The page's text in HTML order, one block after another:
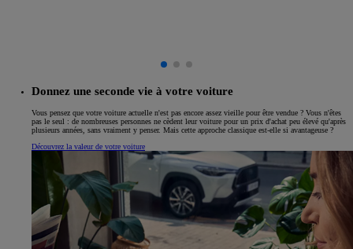
Donnez une seconde vie à votre voiture
Vous pensez que votre voiture actuelle n'est pas encore assez vieille pour être vendue ? Vous n'êtes
pas le seul : de nombreuses personnes ne cèdent leur voiture pour un prix d'achat peu élevé qu'après
plusieurs années, sans vraiment y penser. Mais cette approche classique est-elle si avantageuse ?
Découvrez la valeur de votre voiture